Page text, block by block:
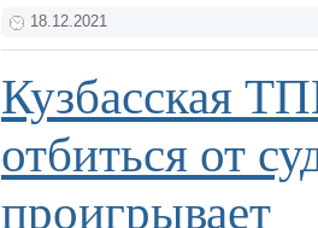
18.12.2021
Кузбасская
отбиться от
проигрывает